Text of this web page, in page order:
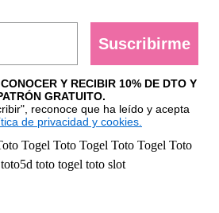
Suscribirme
Y RECIBIR 10% DE DTO Y
GRATUITO.
reconoce que ha leído y acepta
de privacidad y cookies.
Togel Toto Togel Toto Togel Toto
toto5d toto togel toto slot